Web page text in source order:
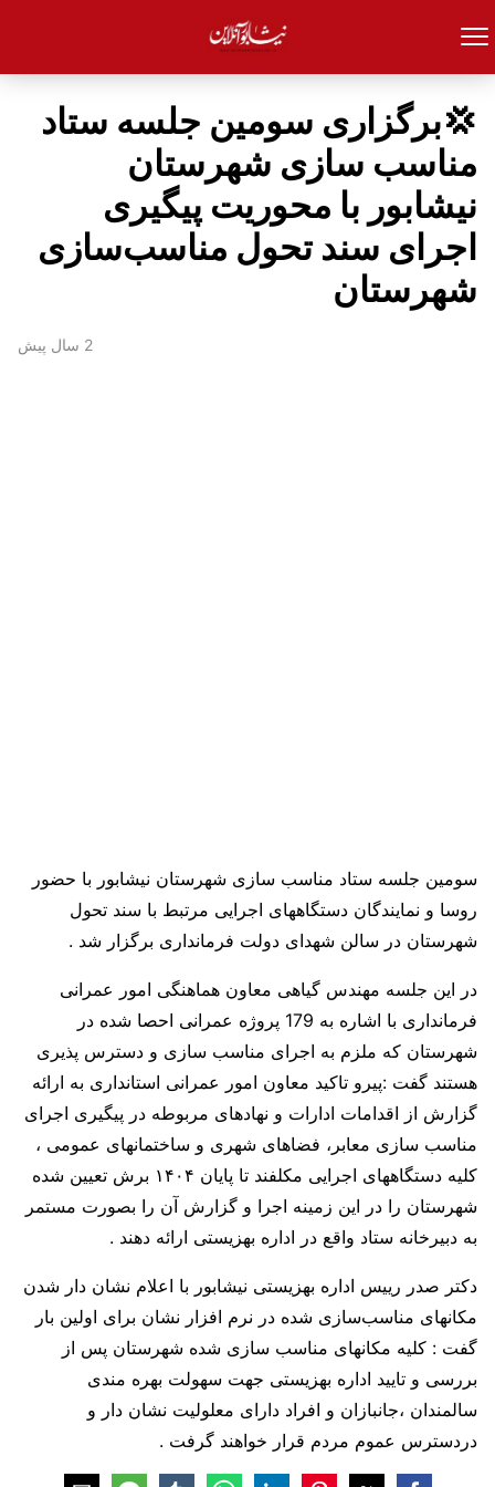
💢برگزاری سومین جلسه ستاد
مناسب سازی شهرستان
نیشابور با محوریت پیگیری
اجرای سند تحول مناسب‌سازی
شهرستان
2 سال پیش
سومین جلسه ستاد مناسب سازی شهرستان نیشابور با حضور
روسا و نمایندگان دستگاههای اجرایی مرتبط با سند تحول
شهرستان در سالن شهدای دولت فرمانداری برگزار شد .
در این جلسه مهندس گیاهی معاون هماهنگی امور عمرانی
فرمانداری با اشاره به 179 پروژه عمرانی احصا شده در
شهرستان که ملزم به اجرای مناسب سازی و دسترس پذیری
هستند گفت :پیرو تاکید معاون امور عمرانی استانداری به ارائه
گزارش از اقدامات ادارات و نهادهای مربوطه در پیگیری اجرای
مناسب سازی معابر، فضاهای شهری و ساختمانهای عمومی ،
کلیه دستگاههای اجرایی مکلفند تا پایان ۱۴۰۴ برش تعیین شده
شهرستان را در این زمینه اجرا و گزارش آن را بصورت مستمر
به دبیرخانه ستاد واقع در اداره بهزیستی ارائه دهند .
دکتر صدر رییس اداره بهزیستی نیشابور با اعلام نشان دار شدن
مکانهای مناسب‌سازی شده در نرم افزار نشان برای اولین بار
گفت : کلیه مکانهای مناسب سازی شده شهرستان پس از
بررسی و تایید اداره بهزیستی جهت سهولت بهره مندی
سالمندان ،جانبازان و افراد دارای معلولیت نشان دار و
دردسترس عموم مردم قرار خواهند گرفت .